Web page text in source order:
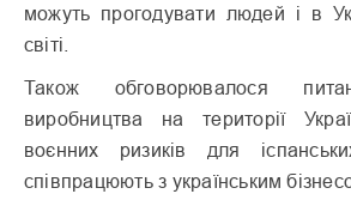
можуть прогодувати людей і в
світі.
Також обговорювалося
виробництва на території
воєнних ризиків для
співпрацюють з українським